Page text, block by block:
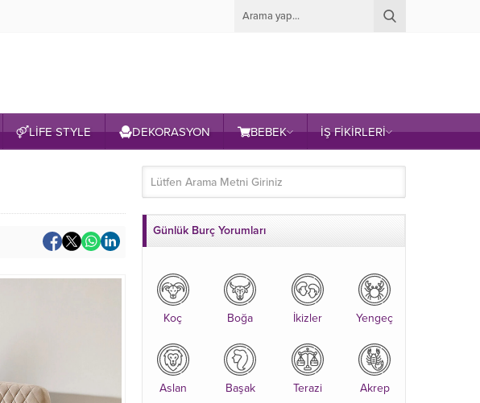
LİFE STYLE DEKORASYON BEBEK İŞ FİKİRLERİ
Günlük Burç Yorumları
Koç Boğa İkizler Yengeç
Aslan Başak Terazi Akrep